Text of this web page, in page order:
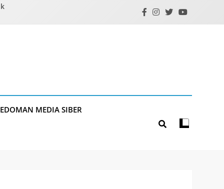
MEDIA SIBER